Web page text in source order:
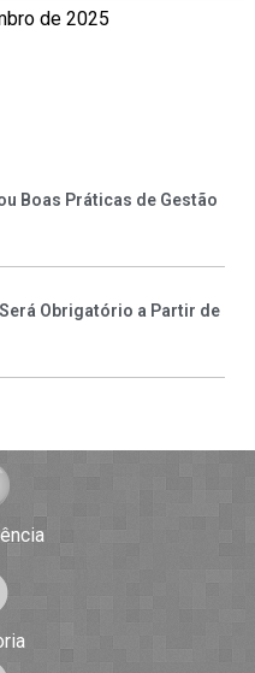
de 2025
Boas Práticas de Gestão
Obrigatório a Partir de